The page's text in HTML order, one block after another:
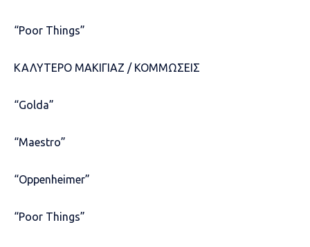
“Poor Things”
ΚΑΛΥΤΕΡΟ ΜΑΚΙΓΙΑΖ / ΚΟΜΜΩΣΕΙΣ
“Golda”
“Maestro”
“Oppenheimer”
“Poor Things”